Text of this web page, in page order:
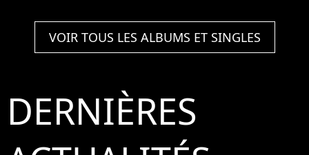
(Extended
Edition)
(Extended
Edition)
VOIR TOUS LES ALBUMS ET SINGLES
DERNIÈRES